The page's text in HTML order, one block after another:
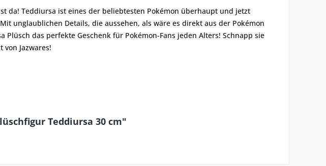
da! Teddiursa ist eines der beliebtesten Pokémon überhaupt und jetzt
unglaublichen Details, die aussehen, als wäre es direkt aus der Pokémon
das perfekte Geschenk für Pokémon-Fans jeden Alters! Schnapp sie
Jazwares!
Teddiursa 30 cm"